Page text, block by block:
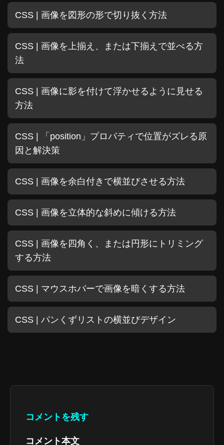
CSS | 画像を図形の形で切り抜く方法
CSS | 画像を上揃え、または下揃えで並べる方
法
CSS | 画像に影を付けて浮かせるように見せる
方法
CSS | 「position」プロパティで位置がズレる原
因と解決策
CSS | 画像を余白付きで横並びさせる方法
CSS | 画像を立体的な斜めに傾ける方法
CSS | 画像を四角く、または円形にトリミング
する方法
CSS | マウスホバーで画像を暗くする方法
CSS | パンくずリストの横並びデザイン
コメントを残す
コメント本文